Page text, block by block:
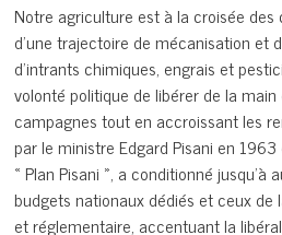
Notre agriculture est à la croisée
d’une trajectoire de mécanisation et
d’intrants chimiques, engrais et
volonté politique de libérer de la
campagnes tout en accroissant les
par le ministre Edgard Pisani en
« Plan Pisani », a conditionné jusqu’à
budgets nationaux dédiés et ceux de
et réglementaire, accentuant la